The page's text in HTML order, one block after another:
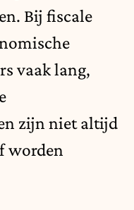
Bij fiscale
vaak lang,
zijn niet altijd
worden